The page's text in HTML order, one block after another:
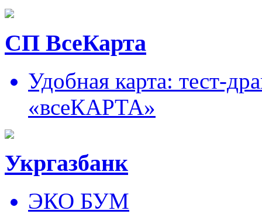
СП ВсеКарта
Удобная карта: тест-
«всеКАРТА»
Укргазбанк
ЭКО БУМ